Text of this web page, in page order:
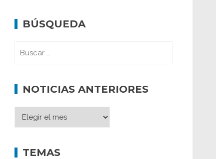
BÚSQUEDA
NOTICIAS ANTERIORES
TEMAS